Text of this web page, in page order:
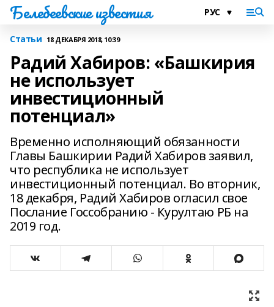
Белебеевские известия
Статьи 18 ДЕКАБРЯ 2018, 10:39
Радий Хабиров: «Башкирия
не использует
инвестиционный
потенциал»
Временно исполняющий обязанности
Главы Башкирии Радий Хабиров заявил,
что республика не использует
инвестиционный потенциал. Во вторник,
18 декабря, Радий Хабиров огласил свое
Послание Госсобранию - Курултаю РБ на
2019 год.